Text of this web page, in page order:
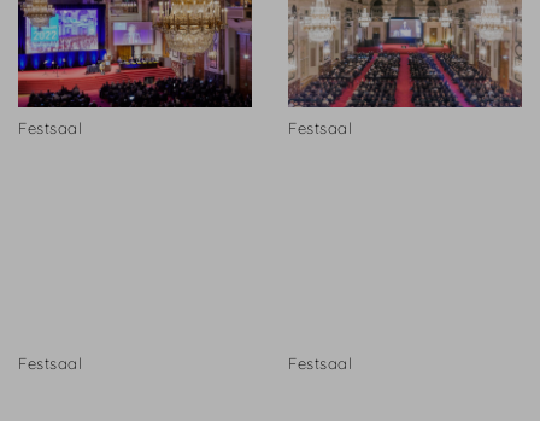
Festsaal Festsaal
Festsaal Festsaal